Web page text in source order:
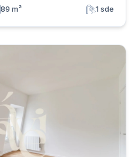
89 m² 1 sde